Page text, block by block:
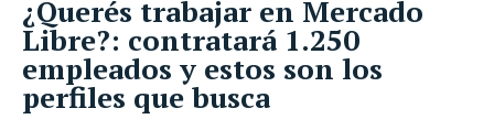
¿Querés trabajar en Mercado
Libre?: contratará 1.250
empleados y estos son los
perfiles que busca